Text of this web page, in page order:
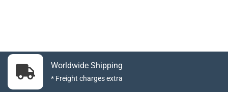
Worldwide Shipping
* Freight charges extra